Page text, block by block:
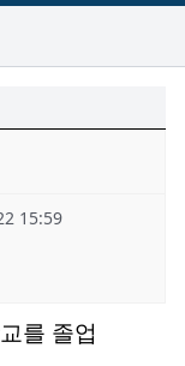
15:59
를 졸업